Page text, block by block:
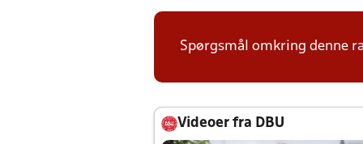
Spørgsmål omkring denne
Videoer fra DBU